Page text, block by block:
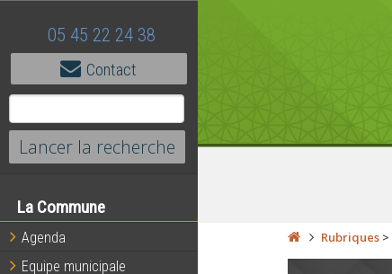
05 45 22 24 38
Contact
La Commune
Agenda
Equipe municipale
Rubriques>